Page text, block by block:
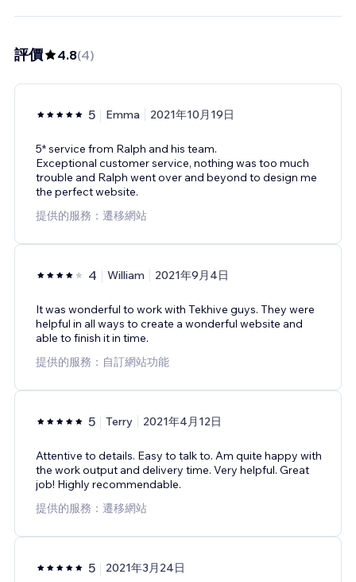
評價 4.8(4)
5 Emma 2021年10月19日
5* service from Ralph and his team.
Exceptional customer service, nothing was too much
trouble and Ralph went over and beyond to design me
the perfect website.
提供的服務：遷移網站
4 William 2021年9月4日
It was wonderful to work with Tekhive guys. They were
helpful in all ways to create a wonderful website and
able to finish it in time.
提供的服務：自訂網站功能
5 Terry 2021年4月12日
Attentive to details. Easy to talk to. Am quite happy with
the work output and delivery time. Very helpful. Great
job! Highly recommendable.
提供的服務：遷移網站
5 2021年3月24日